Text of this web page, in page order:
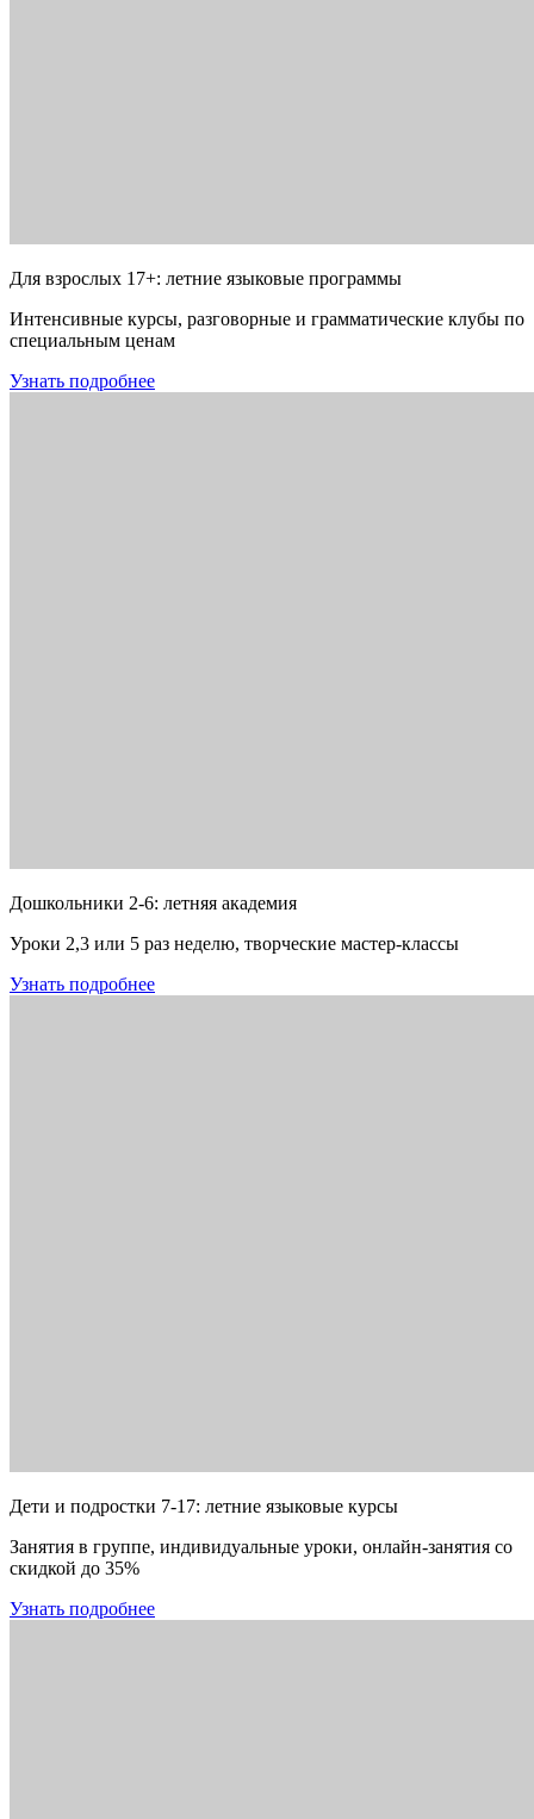
Для взрослых 17+: летние языковые программы
Интенсивные курсы, разговорные и грамматические клубы по
специальным ценам
Узнать подробнее
Дошкольники 2-6: летняя академия
Уроки 2,3 или 5 раз неделю, творческие мастер-классы
Узнать подробнее
Дети и подростки 7-17: летние языковые курсы
Занятия в группе, индивидуальные уроки, онлайн-занятия со
скидкой до 35%
Узнать подробнее